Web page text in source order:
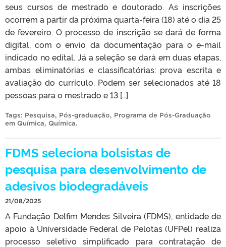
seus cursos de mestrado e doutorado. As inscrições
ocorrem a partir da próxima quarta-feira (18) até o dia 25
de fevereiro. O processo de inscrição se dará de forma
digital, com o envio da documentação para o e-mail
indicado no edital. Já a seleção se dará em duas etapas,
ambas eliminatórias e classificatórias: prova escrita e
avaliação do currículo. Podem ser selecionados até 18
pessoas para o mestrado e 13 […]
Tags: Pesquisa, Pós-graduação, Programa de Pós-Graduação
em Química, Química.
FDMS seleciona bolsistas de
pesquisa para desenvolvimento de
adesivos biodegradáveis
21/08/2025
A Fundação Delfim Mendes Silveira (FDMS), entidade de
apoio à Universidade Federal de Pelotas (UFPel) realiza
processo seletivo simplificado para contratação de